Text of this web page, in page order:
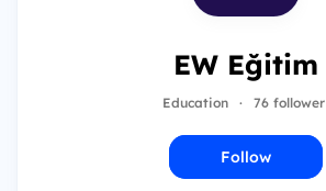
EW Eğitim
Education · 76 follower
Follow